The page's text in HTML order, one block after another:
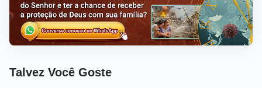
Talvez Você Goste